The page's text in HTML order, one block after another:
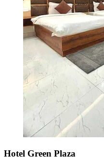
Hotel Green Plaza